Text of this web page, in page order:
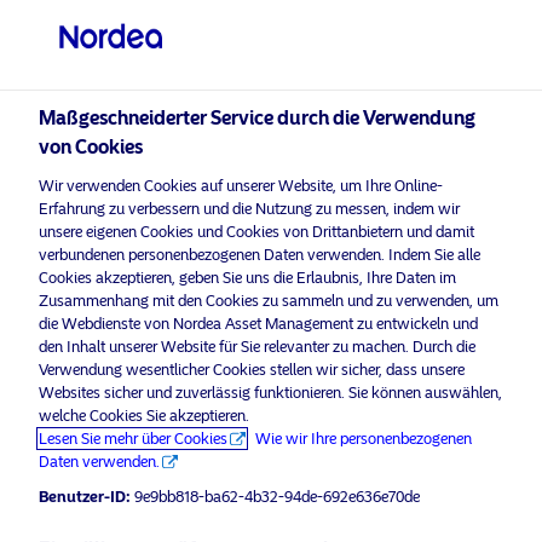
Bitte wählen Sie Ihr Anlegerprofil
aus
Land
Schweiz
Sprache
Deutsch
Qualifizierter Anleger
Nordea Asset Management ist einer der größten Asset
Manager in den nordischen Ländern und verfügt über
eine globale Präsenz in Europa, Amerika und Asien.
Risikohinweise
Home
Über uns
Datenschutzerklärung
Maßgeschneiderter Service durch die Verwendung
von Cookies
Wir verwenden Cookies auf unserer Website, um Ihre Online-
Erfahrung zu verbessern und die Nutzung zu messen, indem wir
unsere eigenen Cookies und Cookies von Drittanbietern und damit
verbundenen personenbezogenen Daten verwenden. Indem Sie alle
Cookies akzeptieren, geben Sie uns die Erlaubnis, Ihre Daten im
Zusammenhang mit den Cookies zu sammeln und zu verwenden, um
die Webdienste von Nordea Asset Management zu entwickeln und
den Inhalt unserer Website für Sie relevanter zu machen. Durch die
Verwendung wesentlicher Cookies stellen wir sicher, dass unsere
Websites sicher und zuverlässig funktionieren. Sie können auswählen,
welche Cookies Sie akzeptieren.
Lesen Sie mehr über Cookies
Wie wir Ihre personenbezogenen
Daten verwenden.
Benutzer-ID: 9e9bb818-ba62-4b32-94de-692e636e70de